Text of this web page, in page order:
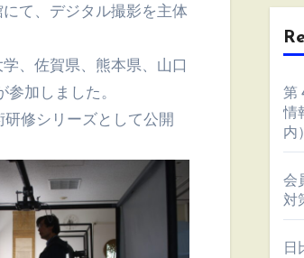
、佐賀県、熊本県、山口
加しました。
修シリーズとして公開
第
情
内）
会
対
日